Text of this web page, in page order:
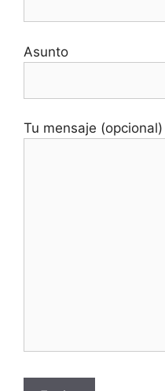
Asunto
Tu mensaje (opcional)